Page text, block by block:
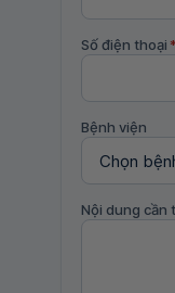
Số điện thoại *
Bệnh viện
Nội dung cần